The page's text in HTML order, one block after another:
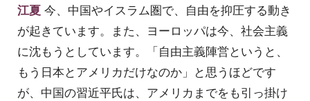
江夏 今、中国やイスラム圏で、自由を抑圧する動き
が起きています。また、ヨーロッパは今、社会主義
に沈もうとしています。「自由主義陣営というと、
もう日本とアメリカだけなのか」と思うほどです
が、中国の習近平氏は、アメリカまでをも引っ掛け